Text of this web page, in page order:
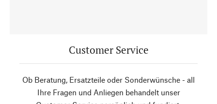
Customer Service
Ob Beratung, Ersatzteile oder Sonderwünsche - all
Ihre Fragen und Anliegen behandelt unser